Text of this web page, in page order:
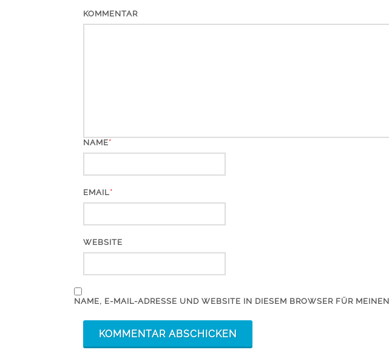
KOMMENTAR
NAME*
EMAIL*
WEBSITE
NAME, E-MAIL-ADRESSE UND WEBSITE IN DIESEM BROWSER FÜR